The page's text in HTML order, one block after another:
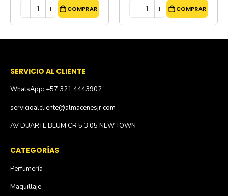
COMPRAR COMPRAR
SERVICIO AL CLIENTE
WhatsApp: +57 321 4443902
servicioalcliente@almacenesjr.com
AV DUARTE BLUM CR 5 3 05 NEW TOWN
CATEGORÍAS
Perfumería
Maquillaje